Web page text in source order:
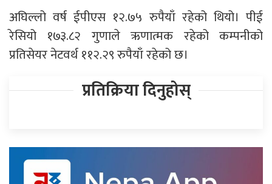
अघिल्लो वर्ष ईपीएस १२.७५ रुपैयाँ रहेको थियो। पीई
रेसियो १७३.८२ गुणाले ऋणात्मक रहेको कम्पनीको
प्रतिसेयर नेटवर्थ ११२.२९ रुपैयाँ रहेको छ।
प्रतिक्रिया दिनुहोस्